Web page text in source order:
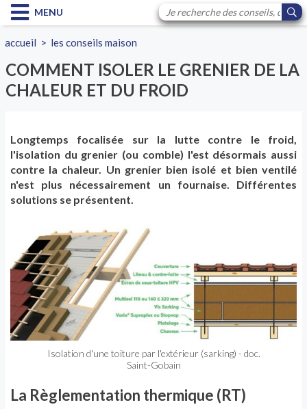
MENU
accueil > les conseils maison
COMMENT ISOLER LE GRENIER DE LA
CHALEUR ET DU FROID
Longtemps focalisée sur la lutte contre le froid,
l'isolation du grenier (ou comble) l'est désormais aussi
contre la chaleur. Un grenier bien isolé et bien ventilé
n'est plus nécessairement un fournaise. Différentes
solutions se présentent.
Isolation d'une toiture par l'extérieur (sarking) - doc.
Saint-Gobain
La Règlementation thermique (RT)